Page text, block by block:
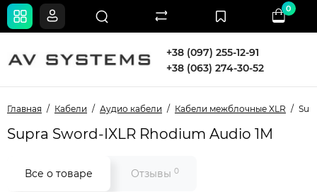
+38 (097) 255-12-91
+38 (063) 274-30-52
0
Главная Кабели Аудио кабели Кабели межблочные XLR
Supra Sword-IXLR Rhodium Audio 1M
Все о товаре Отзывы 0